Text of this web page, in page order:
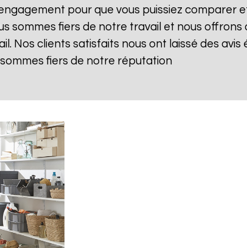
pour que vous puissiez comparer
sommes fiers de notre travail et nous offrons
Nos clients satisfaits nous ont laissé des avis
sommes fiers de notre réputation